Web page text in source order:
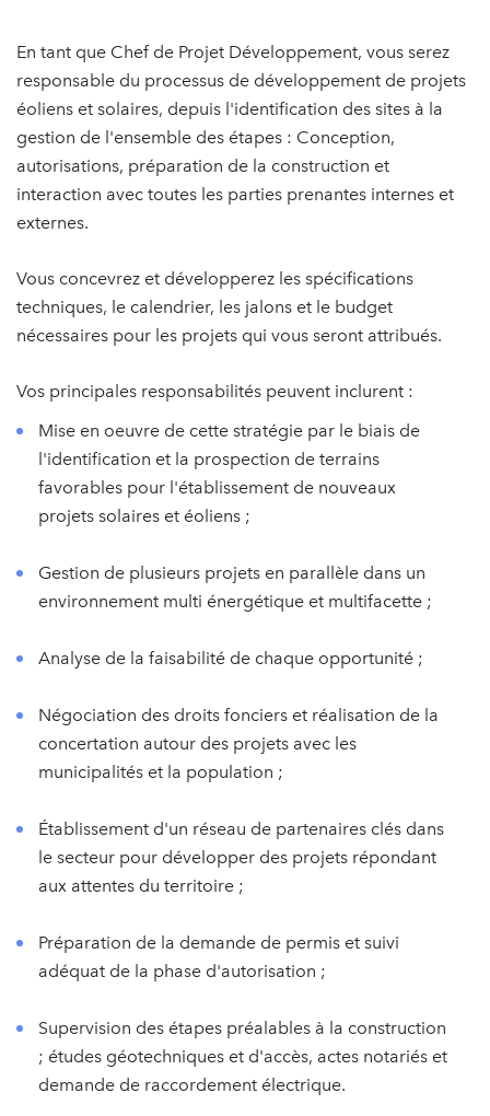
En tant que Chef de Projet Développement, vous serez
responsable du processus de développement de projets
éoliens et solaires, depuis l'identification des sites à la
gestion de l'ensemble des étapes : Conception,
autorisations, préparation de la construction et
interaction avec toutes les parties prenantes internes et
externes.
Vous concevrez et développerez les spécifications
techniques, le calendrier, les jalons et le budget
nécessaires pour les projets qui vous seront attribués.
Vos principales responsabilités peuvent inclurent :
Mise en oeuvre de cette stratégie par le biais de
l'identification et la prospection de terrains
favorables pour l'établissement de nouveaux
projets solaires et éoliens ;
Gestion de plusieurs projets en parallèle dans un
environnement multi énergétique et multifacette ;
Analyse de la faisabilité de chaque opportunité ;
Négociation des droits fonciers et réalisation de la
concertation autour des projets avec les
municipalités et la population ;
Établissement d'un réseau de partenaires clés dans
le secteur pour développer des projets répondant
aux attentes du territoire ;
Préparation de la demande de permis et suivi
adéquat de la phase d'autorisation ;
Supervision des étapes préalables à la construction
; études géotechniques et d'accès, actes notariés et
demande de raccordement électrique.